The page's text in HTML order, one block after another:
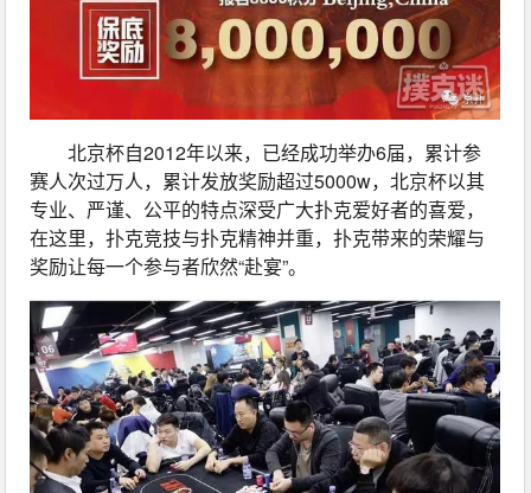
北京杯自2012年以来，已经成功举办6届，累计参
赛人次过万人，累计发放奖励超过5000w，北京杯以其
专业、严谨、公平的特点深受广大扑克爱好者的喜爱，
在这里，扑克竞技与扑克精神并重，扑克带来的荣耀与
奖励让每一个参与者欣然“赴宴”。